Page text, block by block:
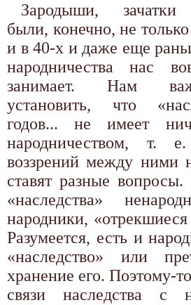
Зародыши, зачатки
были, конечно, не
и в 40-х и даже еще
народничества нас
занимает. Нам
установить, что
годов... не имеет
народничеством, т.
воззрений между ними
ставят разные
«наследства»
народники, «отрекшиеся
Разумеется, есть и
«наследство» или
хранение его. Поэтому-
связи наследства с